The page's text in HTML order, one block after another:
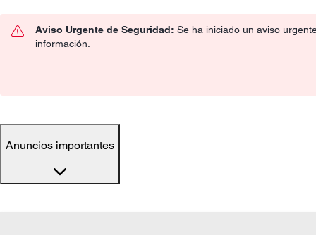
Aviso Urgente de Seguridad: Se ha iniciado un aviso
información.
Anuncios importantes